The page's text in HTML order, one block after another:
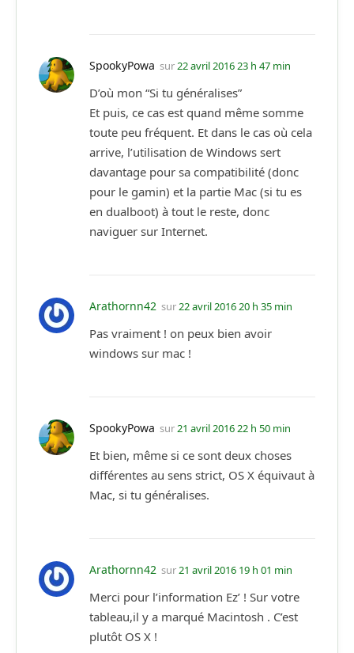
SpookyPowa sur22 avril 2016 23 h 47 min
D’où mon “Si tu généralises”
Et puis, ce cas est quand même somme
toute peu fréquent. Et dans le cas où cela
arrive, l’utilisation de Windows sert
davantage pour sa compatibilité (donc
pour le gamin) et la partie Mac (si tu es
en dualboot) à tout le reste, donc
naviguer sur Internet.
Arathornn42 sur22 avril 2016 20 h 35 min
Pas vraiment ! on peux bien avoir
windows sur mac !
SpookyPowa sur21 avril 2016 22 h 50 min
Et bien, même si ce sont deux choses
différentes au sens strict, OS X équivaut à
Mac, si tu généralises.
Arathornn42 sur21 avril 2016 19 h 01 min
Merci pour l’information Ez’ ! Sur votre
tableau,il y a marqué Macintosh . C’est
plutôt OS X !